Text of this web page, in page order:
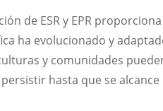
de ESR y EPR
ha evolucionado y
y comunidades
hasta que se